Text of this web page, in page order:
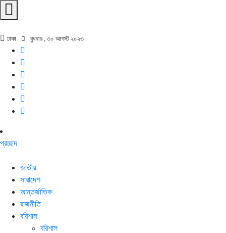
ঢাকা বুধবার , ৩০ আগস্ট ২০২৩
প্রচ্ছদ
জাতীয়
সারাদেশ
আন্তর্জাতিক
রাজনীতি
বরিশাল
বরিশাল